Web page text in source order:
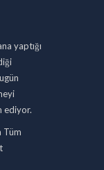
yaptığı
ediyor.
Tüm